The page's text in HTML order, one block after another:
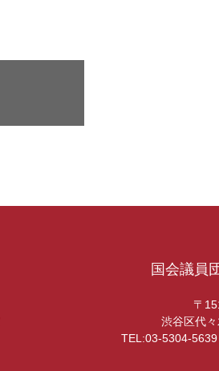
国会議員
〒
渋谷区代
TEL:03-5304-